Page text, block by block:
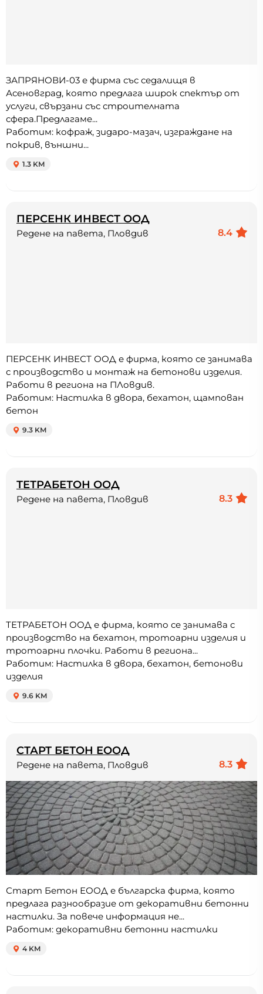
ЗАПРЯНОВИ-03 е фирма със седалищя в
Асеновград, която предлага широк спектър от
услуги, свързани със строителната
сфера.Предлагаме...
Работим: кофраж, зидаро-мазач, изграждане на
покрив, външни...
1.3 KM
ПЕРСЕНК ИНВЕСТ ООД
8.4
Редене на павета, Пловдив
ПЕРСЕНК ИНВЕСТ ООД е фирма, която се занимава
с производство и монтаж на бетонови изделия.
Работи в региона на ПЛовдив.
Работим: Настилка в двора, бехатон, щампован
бетон
9.3 KM
ТЕТРАБЕТОН ООД
8.3
Редене на павета, Пловдив
ТЕТРАБЕТОН ООД е фирма, която се занимава с
производство на бехатон, тротоарни изделия и
тротоарни плочки. Работи в региона...
Работим: Настилка в двора, бехатон, бетонови
изделия
9.6 KM
СТАРТ БЕТОН ЕООД
8.3
Редене на павета, Пловдив
Старт Бетон ЕООД е българска фирма, която
предлага разнообразие от декоративни бетонни
настилки. За повече информация не...
Работим: декоративни бетонни настилки
4 KM